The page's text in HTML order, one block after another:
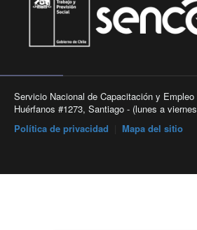
Servicio Nacional de Capacitación y
Huérfanos #1273, Santiago - (lunes a
Política de privacidad
Mapa del sitio